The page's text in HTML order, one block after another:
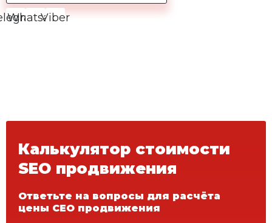
Whatsapp
Viber
Калькулятор стоимости
SEO продвижения
Ответьте на вопросы для расчёта
цены СЕО продвижения